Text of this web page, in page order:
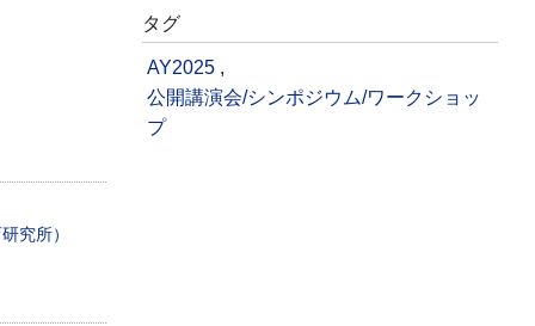
究所）
タグ
AY2025 ,
公開講演会/シンポジウム/ワークショッ
プ